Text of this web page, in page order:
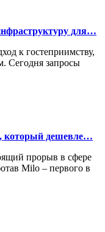
для…
к гостеприимству,
Сегодня запросы
который дешевле…
прорыв в сфере
Milo – первого в